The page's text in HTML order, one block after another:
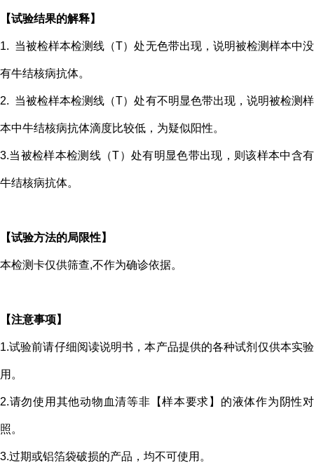
【试验结果的解释】
1. 当被检样本检测线（T）处无色带出现，说明被检测样本中没
有牛结核病抗体。
2. 当被检样本检测线（T）处有不明显色带出现，说明被检测样
本中牛结核病抗体滴度比较低，为疑似阳性。
3.当被检样本检测线（T）处有明显色带出现，则该样本中含有
牛结核病抗体。
【试验方法的局限性】
本检测卡仅供筛查,不作为确诊依据。
【注意事项】
1.试验前请仔细阅读说明书，本产品提供的各种试剂仅供本实验
用。
2.请勿使用其他动物血清等非【样本要求】的液体作为阴性对
照。
3.过期或铝箔袋破损的产品，均不可使用。